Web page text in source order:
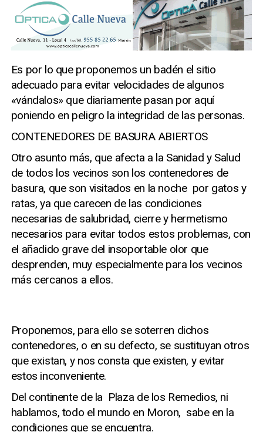
Es por lo que proponemos un badén el sitio
adecuado para evitar velocidades de algunos
«vándalos» que diariamente pasan por aquí
poniendo en peligro la integridad de las personas.
CONTENEDORES DE BASURA ABIERTOS
Otro asunto más, que afecta a la Sanidad y Salud
de todos los vecinos son los contenedores de
basura, que son visitados en la noche por gatos y
ratas, ya que carecen de las condiciones
necesarias de salubridad, cierre y hermetismo
necesarios para evitar todos estos problemas, con
el añadido grave del insoportable olor que
desprenden, muy especialmente para los vecinos
más cercanos a ellos.
Proponemos, para ello se soterren dichos
contenedores, o en su defecto, se sustituyan otros
que existan, y nos consta que existen, y evitar
estos inconveniente.
Del continente de la Plaza de los Remedios, ni
hablamos, todo el mundo en Moron, sabe en la
condiciones que se encuentra.